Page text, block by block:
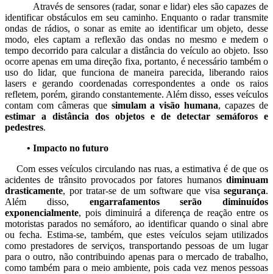
Através de sensores (radar, sonar e lidar) eles são capazes de
identificar obstáculos em seu caminho. Enquanto o radar transmite
ondas de rádios, o sonar as emite ao identificar um objeto, desse
modo, eles captam a reflexão das ondas no mesmo e medem o
tempo decorrido para calcular a distância do veículo ao objeto. Isso
ocorre apenas em uma direção fixa, portanto, é necessário também o
uso do lidar, que funciona de maneira parecida, liberando raios
lasers e gerando coordenadas correspondentes a onde os raios
refletem, porém, girando constantemente. Além disso, esses veículos
contam com câmeras que simulam a visão humana, capazes de
estimar a distância dos objetos e de detectar semáforos e
pedestres.
• Impacto no futuro
Com esses veículos circulando nas ruas, a estimativa é de que os
acidentes de trânsito provocados por fatores humanos diminuam
drasticamente, por tratar-se de um software que visa segurança.
Além disso, engarrafamentos serão diminuídos
exponencialmente, pois diminuirá a diferença de reação entre os
motoristas parados no semáforo, ao identificar quando o sinal abre
ou fecha. Estima-se, também, que estes veículos sejam utilizados
como prestadores de serviços, transportando pessoas de um lugar
para o outro, não contribuindo apenas para o mercado de trabalho,
como também para o meio ambiente, pois cada vez menos pessoas